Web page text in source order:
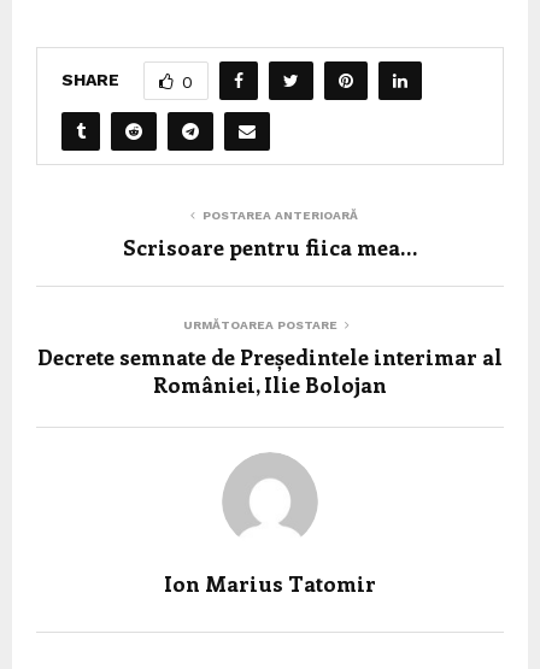
SHARE 0
POSTAREA ANTERIOARĂ
Scrisoare pentru fiica mea…
URMĂTOAREA POSTARE
Decrete semnate de Președintele interimar al
României, Ilie Bolojan
Ion Marius Tatomir